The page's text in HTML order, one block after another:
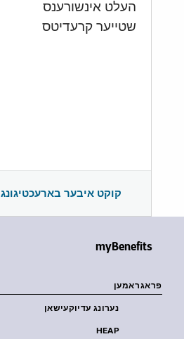
העלט אינשורענס
שטייער קרעדיטס
קוקט איבער בארעכטיגונג
myBenefits
פראגראמען
נערונג עדיוקעישאן
HEAP